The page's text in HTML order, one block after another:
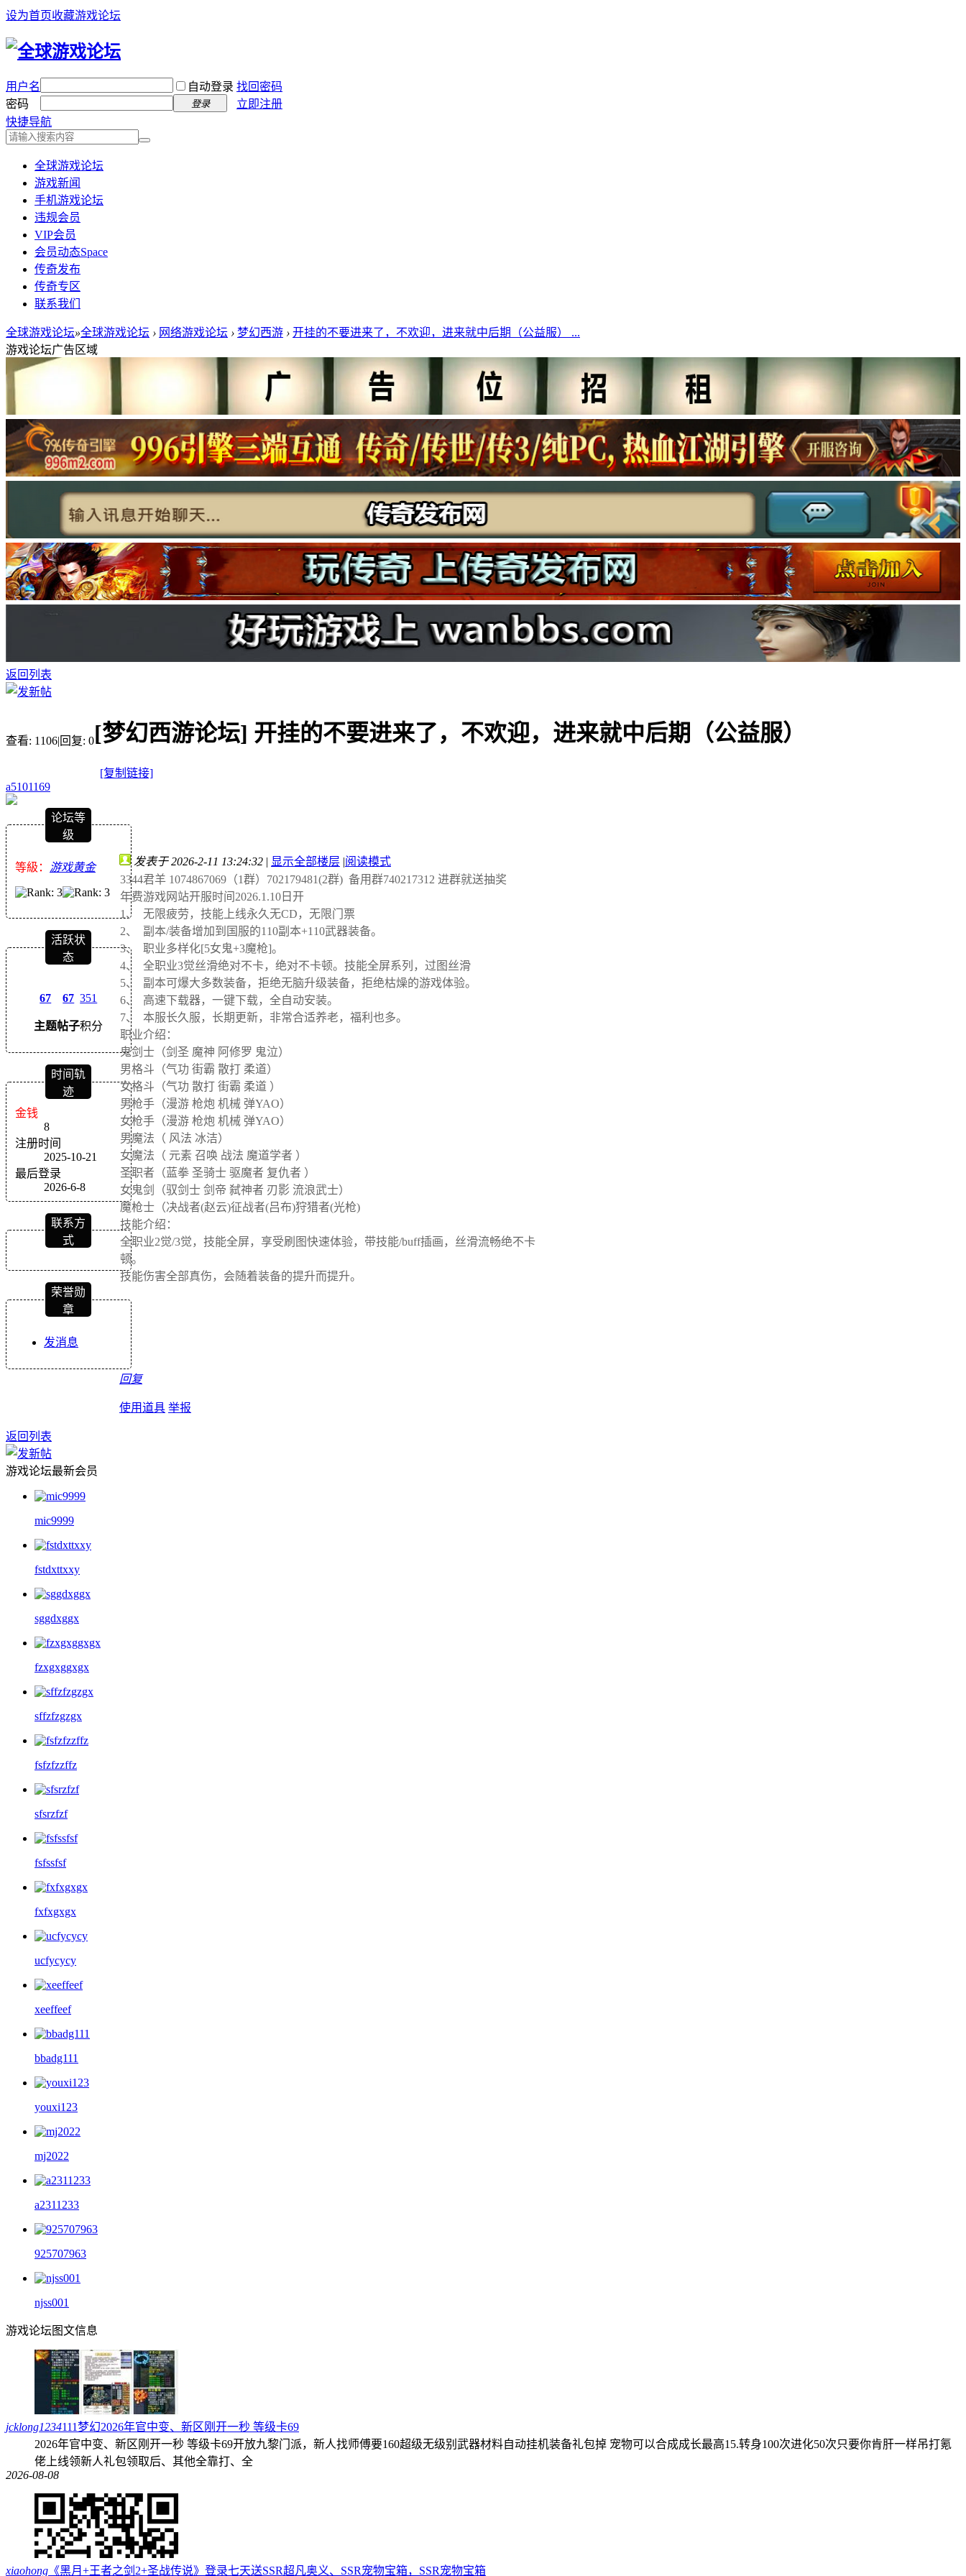
设为首页收藏游戏论坛
用户名 自动登录 找回密码
密码
登录
立即注册
快捷导航
全球游戏论坛
游戏新闻
手机游戏论坛
违规会员
VIP会员
会员动态Space
传奇发布
传奇专区
联系我们
全球游戏论坛»全球游戏论坛 › 网络游戏论坛 › 梦幻西游 › 开挂的不要进来了，不欢迎，进来就中后期（公益服） ...
游戏论坛广告区域
返回列表
查看: 1106|回复: 0[梦幻西游论坛] 开挂的不要进来了，不欢迎，进来就中后期（公益服）
[复制链接]
a5101169
论坛等
级
等級： 游戏黄金
活跃状
态
67
主题
67
帖子
351
积分
时间轨
迹
金钱
8
注册时间
2025-10-21
最后登录
2026-6-8
联系方
式
荣誉勋
章
发消息
发表于 2026-2-11 13:24:32 | 显示全部楼层 |阅读模式
3344君羊 1074867069（1群）702179481(2群) 备用群740217312 进群就送抽奖
年费游戏网站开服时间2026.1.10日开
1、 无限疲劳，技能上线永久无CD，无限门票
2、 副本/装备增加到国服的110副本+110武器装备。
3、 职业多样化[5女鬼+3魔枪]。
4、 全职业3觉丝滑绝对不卡，绝对不卡顿。技能全屏系列，过图丝滑
5、 副本可爆大多数装备，拒绝无脑升级装备，拒绝枯燥的游戏体验。
6、 高速下载器，一键下载，全自动安装。
7、 本服长久服，长期更新，非常合适养老，福利也多。
职业介绍：
鬼剑士（剑圣 魔神 阿修罗 鬼泣）
男格斗（气功 街霸 散打 柔道）
女格斗（气功 散打 街霸 柔道 ）
男枪手（漫游 枪炮 机械 弹YAO）
女枪手（漫游 枪炮 机械 弹YAO）
男魔法（ 风法 冰洁）
女魔法（ 元素 召唤 战法 魔道学者 ）
圣职者（蓝拳 圣骑士 驱魔者 复仇者 ）
女鬼剑（驭剑士 剑帝 弑神者 刃影 流浪武士）
魔枪士（决战者(赵云)征战者(吕布)狩猎者(光枪)
技能介绍：
全职业2觉/3觉，技能全屏，享受刷图快速体验，带技能/buff插画，丝滑流畅绝不卡
顿。
技能伤害全部真伤，会随着装备的提升而提升。
回复
使用道具 举报
返回列表
游戏论坛最新会员
mic9999
fstdxttxxy
sggdxggx
fzxgxggxgx
sffzfzgzgx
fsfzfzzffz
sfsrzfzf
fsfssfsf
fxfxgxgx
ucfycycy
xeeffeef
bbadg111
youxi123
mj2022
a2311233
925707963
njss001
游戏论坛图文信息
jcklong1234111梦幻2026年官中变、新区刚开一秒 等级卡69
2026年官中变、新区刚开一秒 等级卡69开放九黎门派，新人找师傅要160超级无级别武器材料自动挂机装备礼包掉 宠物可以合成成长最高15.转身100次进化50次只要你肯肝一样吊打氪
佬上线领新人礼包领取后、其他全靠打、全
2026-08-08
xiaohong 《黑月+王者之剑2+圣战传说》登录七天送SSR超凡奥义、SSR宠物宝箱，SSR宠物宝箱